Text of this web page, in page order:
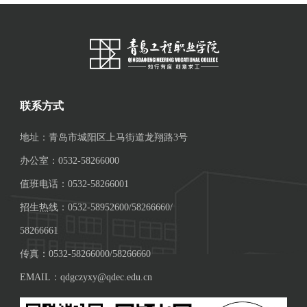
联系方式
地址：青岛市城阳区上马街道龙翔路3号
办公室：0532-58266000
值班电话：0532-58266001
招生热线：0532-58952600/58266660/
58266661
传真：0532-58266000/58266660
EMAIL：qdgczyxy@qdec.edu.cn